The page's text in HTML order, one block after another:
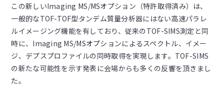
この新しいImaging MS/MSオプション（特許取得済み）は、
一般的なTOF-TOF型タンデム質量分析器にはない高速パラレ
ルイメージング機能を有しており、従来のTOF-SIMS測定と同
時に、Imaging MS/MSオプションによるスペクトル、イメー
ジ、デプスプロファイルの同時取得を実現します。TOF-SIMS
の新たな可能性を示す発表に会場からも多くの反響を頂きまし
た。